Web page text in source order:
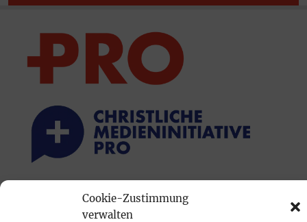
Cookie-Zustimmung
verwalten
PRINTAUSGABE